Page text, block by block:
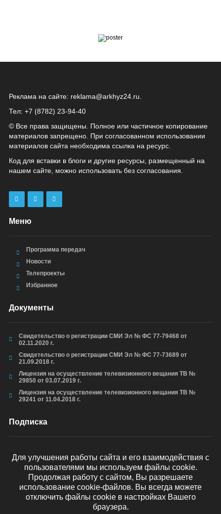
Реклама на сайте: reklama@arkhyz24.ru
Тел: +7 (8782) 23‑94‑40
© Все права защищены. Полное или частичное копирование
материалов запрещено. При согласованном использовании
материалов сайта необходима ссылка на ресурс.
Код для вставки в блоги и другие ресурсы, размещенный на
нашем сайте, можно использовать без согласования.
Меню
Программа передач
Новости
Телепроекты
Избранное
Документы
Свидетельство о регистрации СМИ Эл № ФС 77-79468 от
02.11.2020 г.
Свидетельство о регистрации СМИ Эл № ФС 77-73689 от
21.09.2018 г.
Лицензия на осуществление телевизионного вещания ТВ №
29850 от 03.07.2019 г.
Лицензия на осуществление телевизионного вещания ТВ №
29241 от 11.04.2018 г.
Подписка
ОТПРАВИТЬ
Для улучшения работы сайта и его взаимодействия с
пользователями мы используем файлы cookie.
Продолжая работу с сайтом, Вы разрешаете
использование cookie-файлов. Вы всегда можете
отключить файлы cookie в настройках Вашего
браузера.